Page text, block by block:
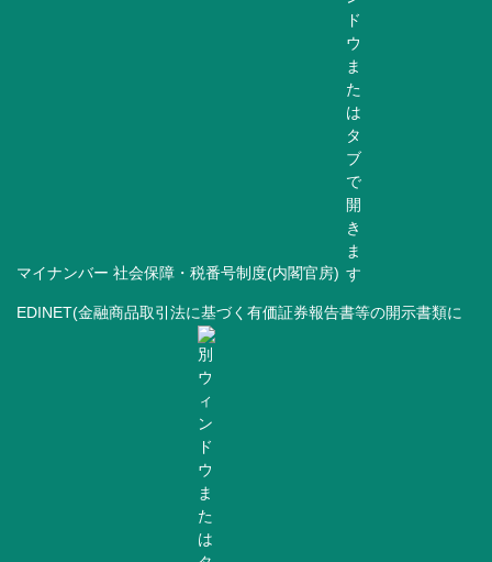
マイナンバー 社会保障・税番号制度(内閣官房)
EDINET(金融商品取引法に基づく有価証券報告書等の開示書類に